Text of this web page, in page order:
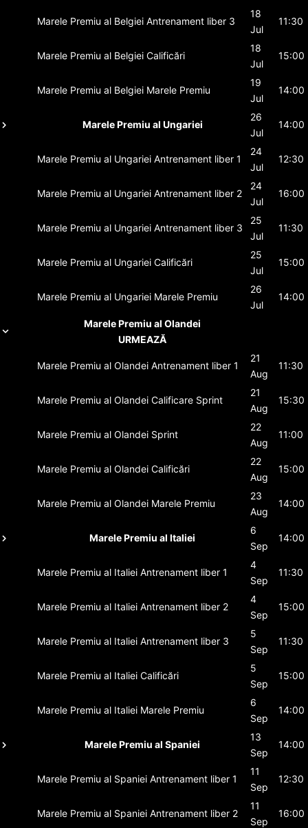
Marele Premiu al Belgiei Antrenament liber 3
18
Jul
11:30
Marele Premiu al Belgiei Calificări
18
Jul
15:00
Marele Premiu al Belgiei Marele Premiu
19
Jul
14:00
Marele Premiu al Ungariei
26
Jul
14:00
Marele Premiu al Ungariei Antrenament liber 1
24
Jul
12:30
Marele Premiu al Ungariei Antrenament liber 2
24
Jul
16:00
Marele Premiu al Ungariei Antrenament liber 3
25
Jul
11:30
Marele Premiu al Ungariei Calificări
25
Jul
15:00
Marele Premiu al Ungariei Marele Premiu
26
Jul
14:00
Marele Premiu al Olandei
URMEAZĂ
Marele Premiu al Olandei Antrenament liber 1
21
Aug
11:30
Marele Premiu al Olandei Calificare Sprint
21
Aug
15:30
Marele Premiu al Olandei Sprint
22
Aug
11:00
Marele Premiu al Olandei Calificări
22
Aug
15:00
Marele Premiu al Olandei Marele Premiu
23
Aug
14:00
Marele Premiu al Italiei
6
Sep
14:00
Marele Premiu al Italiei Antrenament liber 1
4
Sep
11:30
Marele Premiu al Italiei Antrenament liber 2
4
Sep
15:00
Marele Premiu al Italiei Antrenament liber 3
5
Sep
11:30
Marele Premiu al Italiei Calificări
5
Sep
15:00
Marele Premiu al Italiei Marele Premiu
6
Sep
14:00
Marele Premiu al Spaniei
13
Sep
14:00
Marele Premiu al Spaniei Antrenament liber 1
11
Sep
12:30
Marele Premiu al Spaniei Antrenament liber 2
11
Sep
16:00